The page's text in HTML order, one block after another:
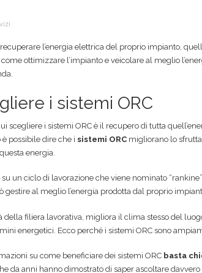
l’energia elettrica del proprio impianto,
come ottimizzare l’impianto e veicolare al meglio
i sistemi ORC
scegliere i sistemi ORC è il recupero di tutta
possibile dire che i sistemi ORC migliorano lo
energia.
su un ciclo di lavorazione che viene nominato
gestire al meglio l’energia prodotta dal proprio
della filiera lavorativa, migliora il clima stesso del
energetici. Ecco perché i sistemi ORC sono
su come beneficiare dei sistemi ORC basta
da anni hanno dimostrato di saper ascoltare davvero